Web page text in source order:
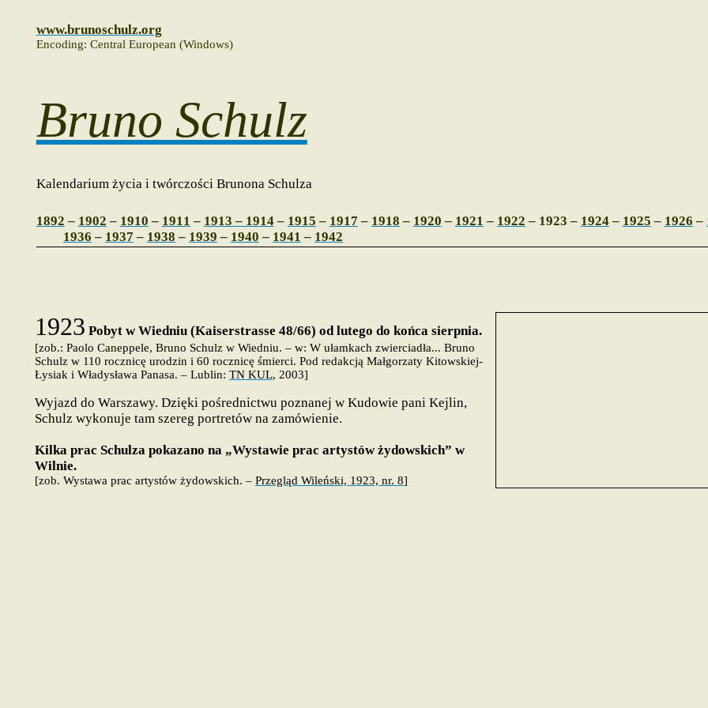
www.brunoschulz.org
Encoding: Central European (Windows)
Bruno Schulz
Kalendarium życia i twórczości Brunona Schulza
1892 – 1902 – 1910 – 1911 – 1913 – 1914– 1915 – 1917 – 1918 – 1920 – 1921 – 1922 – 1923 – 1924– 1925 – 1926 –
1936 – 1937 – 1938 – 1939 – 1940 – 1941 – 1942
1923 Pobyt w Wiedniu (Kaiserstrasse 48/66) od lutego do końca sierpnia.
[zob.: Paolo Caneppele, Bruno Schulz w Wiedniu. – w: W ułamkach zwierciadła... Bruno
Schulz w 110 rocznicę urodzin i 60 rocznicę śmierci. Pod redakcją Małgorzaty Kitowskiej-
Łysiak i Władysława Panasa. – Lublin: TN KUL, 2003]
Wyjazd do Warszawy. Dzięki pośrednictwu poznanej w Kudowie pani Kejlin,
Schulz wykonuje tam szereg portretów na zamówienie.
Kilka prac Schulza pokazano na „Wystawie prac artystów żydowskich” w
Wilnie.
[zob. Wystawa prac artystów żydowskich. – Przegląd Wileński, 1923, nr. 8]